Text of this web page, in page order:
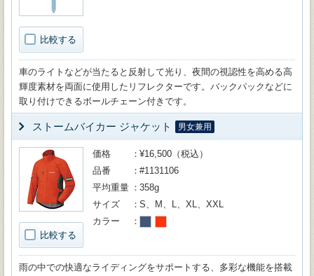
比較する
車のライトなどが当たると反射して光り、夜間の視認性を高める高
輝度素材を両面に使用したリフレクターです。バックパックなどに
取り付けできるボールチェーン付きです。
ストームバイカー ジャケット 男女兼用
比較する
価格
¥16,500（税込）
品番
#1131106
平均重量
358g
サイズ
S、M、L、XL、XXL
カラー
雨の中での快適なライディングをサポートする、多彩な機能を搭載